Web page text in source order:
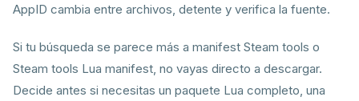
AppID cambia entre archivos, detente y verifica la fuente.
Si tu búsqueda se parece más a manifest Steam tools o
Steam tools Lua manifest, no vayas directo a descargar.
Decide antes si necesitas un paquete Lua completo, una